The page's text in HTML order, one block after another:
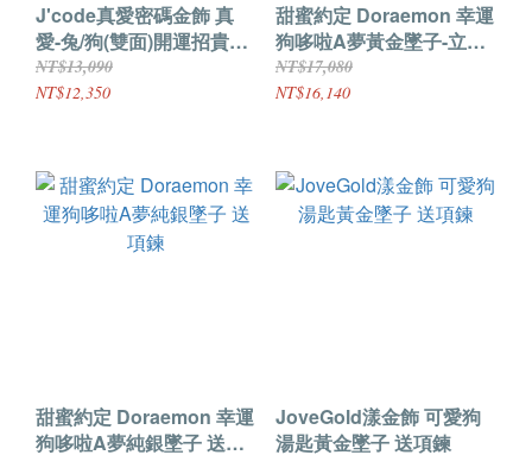
J'code真愛密碼金飾 真
愛-兔/狗(雙面)開運招貴人
生肖硬金/鋼編織手鍊
NT$13,090
NT$12,350
甜蜜約定 Doraemon 幸運
狗哆啦A夢黃金墜子-立體
硬金款 送項鍊
NT$17,080
NT$16,140
甜蜜約定 Doraemon 幸運
狗哆啦A夢純銀墜子 送項
JoveGold漾金飾 可愛狗
湯匙黃金墜子 送項鍊